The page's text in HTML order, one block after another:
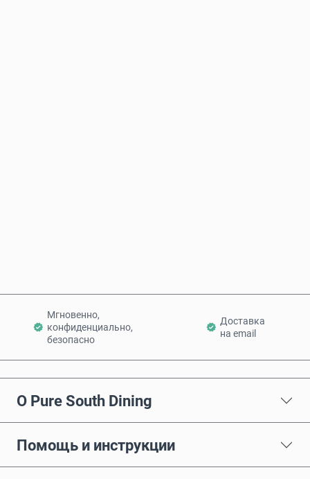
Мгновенно,
конфиденциально,
безопасно
Доставка
на email
О Pure South Dining
Помощь и инструкции